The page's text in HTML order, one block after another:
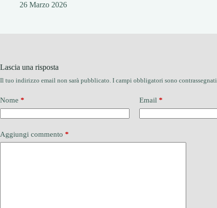
26 Marzo 2026
Lascia una risposta
Il tuo indirizzo email non sarà pubblicato. I campi obbligatori sono contrassegnati
Nome * Email *
Aggiungi commento *